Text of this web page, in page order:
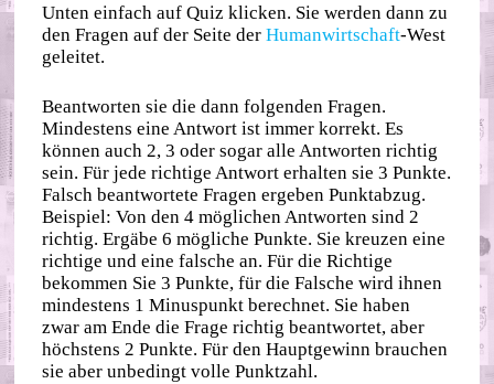
Unten einfach auf Quiz klicken. Sie werden dann zu
den Fragen auf der Seite derHumanwirtschaft-West
geleitet.
Beantworten sie die dann folgenden Fragen.
Mindestens eine Antwort ist immer korrekt. Es
können auch 2, 3 oder sogar alle Antworten richtig
sein. Für jede richtige Antwort erhalten sie 3 Punkte.
Falsch beantwortete Fragen ergeben Punktabzug.
Beispiel: Von den 4 möglichen Antworten sind 2
richtig. Ergäbe 6 mögliche Punkte. Sie kreuzen eine
richtige und eine falsche an. Für die Richtige
bekommen Sie 3 Punkte, für die Falsche wird ihnen
mindestens 1 Minuspunkt berechnet. Sie haben
zwar am Ende die Frage richtig beantwortet, aber
höchstens 2 Punkte. Für den Hauptgewinn brauchen
sie aber unbedingt volle Punktzahl.